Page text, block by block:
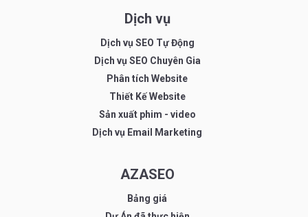
Dịch vụ
Dịch vụ SEO Tự Động
Dịch vụ SEO Chuyên Gia
Phân tích Website
Thiết Kế Website
Sản xuất phim - video
Dịch vụ Email Marketing
AZASEO
Bảng giá